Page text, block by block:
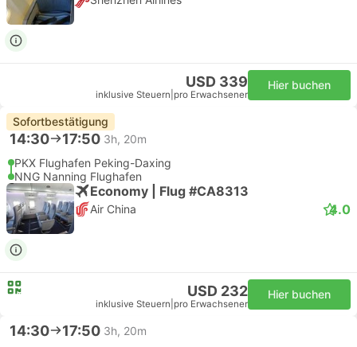
USD 339
inklusive Steuern pro Erwachsener
Hier buchen
Sofortbestätigung
14:30 17:50 3h, 20m
PKX Flughafen Peking-Daxing
NNG Nanning Flughafen
Economy | Flug #CA8313
Air China 4.0
USD 232
inklusive Steuern pro Erwachsener
Hier buchen
14:30 17:50 3h, 20m